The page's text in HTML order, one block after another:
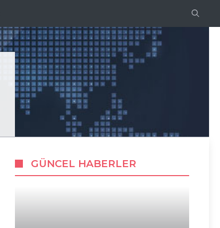
GÜNCEL HABERLER